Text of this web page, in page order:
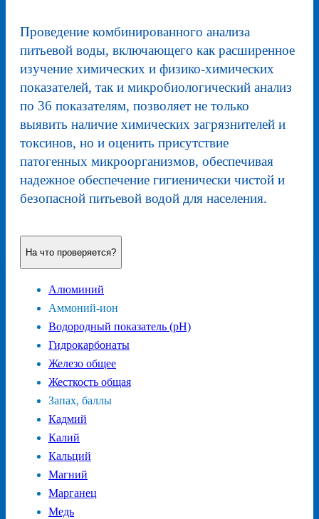
Проведение комбинированного анализа
питьевой воды, включающего как расширенное
изучение химических и физико-химических
показателей, так и микробиологический анализ
по 36 показателям, позволяет не только
выявить наличие химических загрязнителей и
токсинов, но и оценить присутствие
патогенных микроорганизмов, обеспечивая
надежное обеспечение гигиенически чистой и
безопасной питьевой водой для населения.
На что проверяется?
Алюминий
Аммоний-ион
Водородный показатель (pH)
Гидрокарбонаты
Железо общее
Жесткость общая
Запах, баллы
Кадмий
Калий
Кальций
Магний
Марганец
Медь